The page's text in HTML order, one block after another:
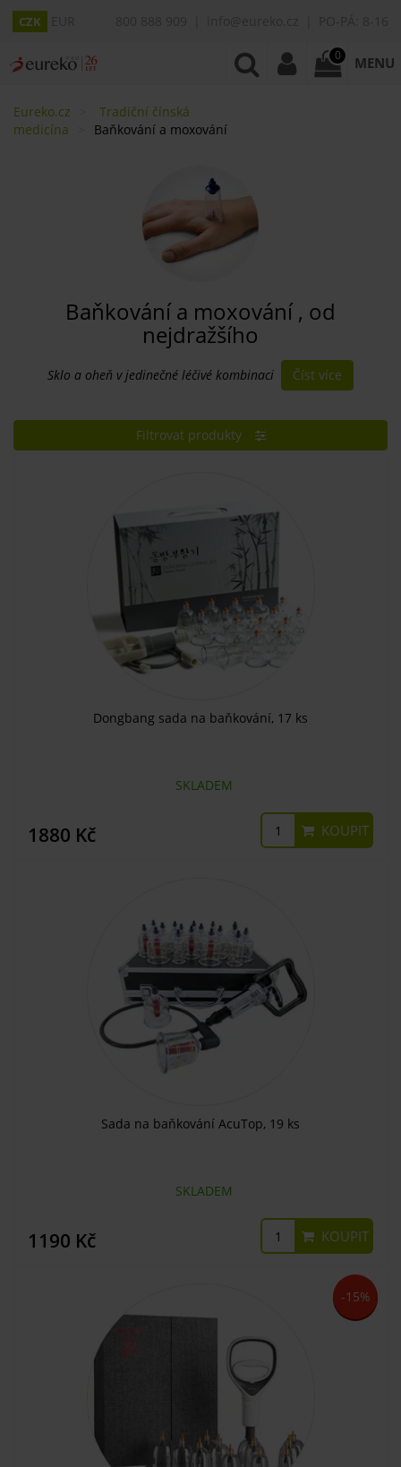
CZK
0 MENU
Eureko.cz
Tradiční čínská
medicína
Baňkování a moxování
Baňkování a moxování , od
nejdražšího
Sklo a oheň v jedinečné léčivé kombinaci Číst více
Filtrovat produkty
Dongbang sada na baňkování, 17 ks
SKLADEM
1880 Kč KOUPIT
Sada na baňkování AcuTop, 19 ks
SKLADEM
1190 Kč KOUPIT
-15%